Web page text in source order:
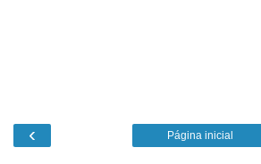
‹ Página inicial